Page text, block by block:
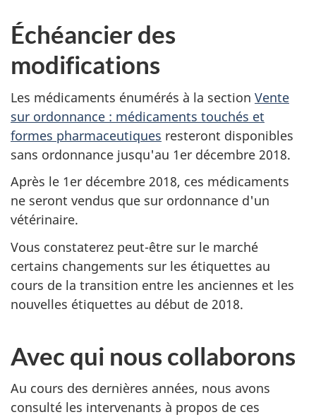
Échéancier des
modifications
Les médicaments énumérés à la section Vente
sur ordonnance : médicaments touchés et
formes pharmaceutiques resteront disponibles
sans ordonnance jusqu'au 1er décembre 2018.
Après le 1er décembre 2018, ces médicaments
ne seront vendus que sur ordonnance d'un
vétérinaire.
Vous constaterez peut-être sur le marché
certains changements sur les étiquettes au
cours de la transition entre les anciennes et les
nouvelles étiquettes au début de 2018.
Avec qui nous collaborons
Au cours des dernières années, nous avons
consulté les intervenants à propos de ces